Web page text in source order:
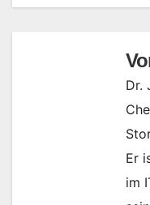
Dr.
Er
im